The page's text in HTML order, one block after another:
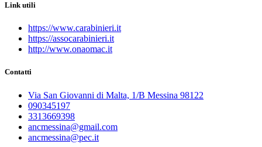
Link utili
https://www.carabinieri.it
https://assocarabinieri.it
http://www.onaomac.it
Contatti
Via San Giovanni di Malta, 1/B Messina 98122
090345197
3313669398
ancmessina@gmail.com
ancmessina@pec.it